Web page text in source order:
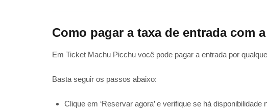
Como pagar a taxa de entrada com
Em Ticket Machu Picchu você pode pagar a entrada por
Basta seguir os passos abaixo:
Clique em ‘Reservar agora’ e verifique se há